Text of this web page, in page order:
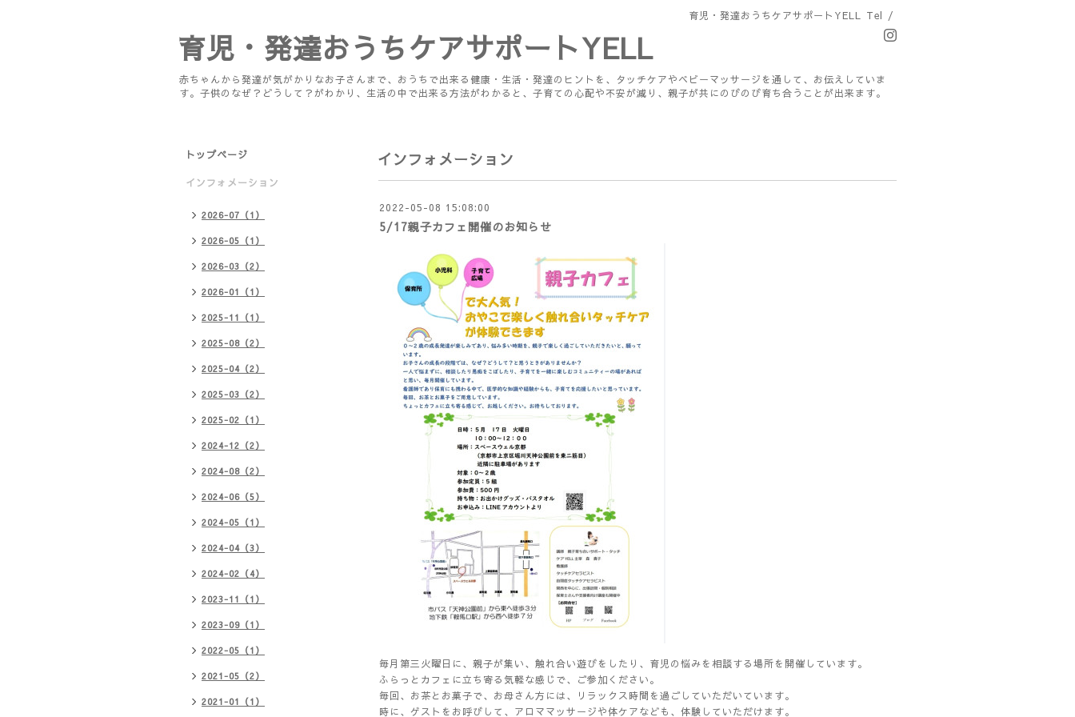
育児・発達おうちケアサポートYELL Tel /
育児・発達おうちケアサポートYELL
赤ちゃんから発達が気がかりなお子さんまで、おうちで出来る健康・生活・発達のヒントを、タッチケアやベビーマッサージを通して、お伝えしていま
す。子供のなぜ？どうして？がわかり、生活の中で出来る方法がわかると、子育ての心配や不安が減り、親子が共にのびのび育ち合うことが出来ます。
インフォメーション
2022-05-08 15:08:00
5/17親子カフェ開催のお知らせ
毎月第三火曜日に、親子が集い、触れ合い遊びをしたり、育児の悩みを相談する場所を開催しています。
ふらっとカフェに立ち寄る気軽な感じで、ご参加ください。
毎回、お茶とお菓子で、お母さん方には、リラックス時間を過ごしていただいています。
時に、ゲストをお呼びして、アロママッサージや体ケアなども、体験していただけます。
トップページ
インフォメーション
2026-07（1）
2026-05（1）
2026-03（2）
2026-01（1）
2025-11（1）
2025-08（2）
2025-04（2）
2025-03（2）
2025-02（1）
2024-12（2）
2024-08（2）
2024-06（5）
2024-05（1）
2024-04（3）
2024-02（4）
2023-11（1）
2023-09（1）
2022-05（1）
2021-05（2）
2021-01（1）